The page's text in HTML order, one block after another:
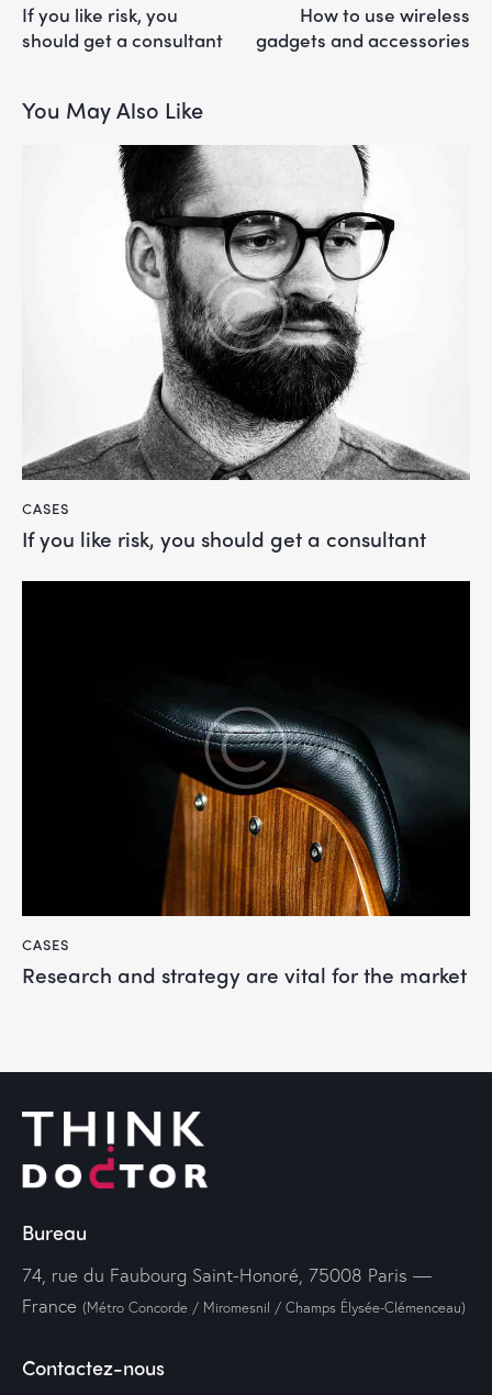
If you like risk, you
should get a consultant
How to use wireless
gadgets and accessories
You May Also Like
CASES
If you like risk, you should get a consultant
CASES
Research and strategy are vital for the market
Bureau
74, rue du Faubourg Saint-Honoré, 75008 Paris —
France (Métro Concorde / Miromesnil / Champs Élysée-Clémenceau)
Contactez-nous